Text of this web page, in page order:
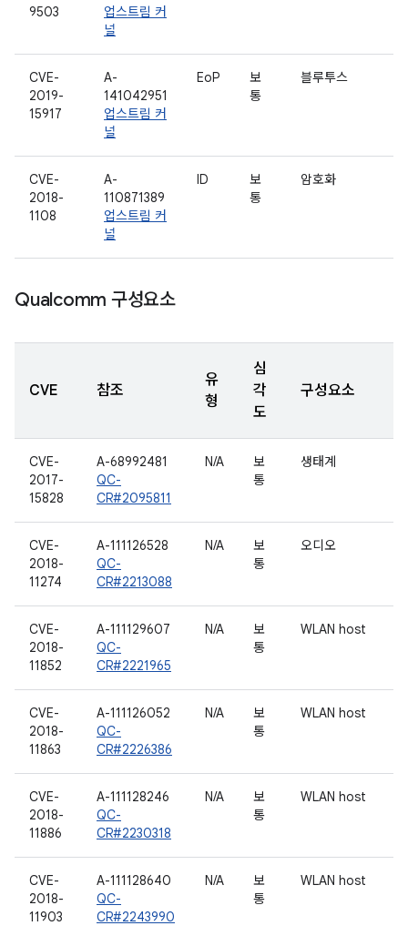
9503
업스트림 커
널
CVE-
2019-
15917
A-
141042951
업스트림 커
널
EoP
보
통
블루투스
CVE-
2018-
1108
A-
110871389
업스트림 커
널
ID
보
통
암호화
Qualcomm 구성요소
CVE 참조
유
형
심
각
도
구성요소
CVE-
2017-
15828
A-68992481
QC-
CR#2095811
N/A
보
통
생태계
CVE-
2018-
11274
A-111126528
QC-
CR#2213088
N/A
보
통
오디오
CVE-
2018-
11852
A-111129607
QC-
CR#2221965
N/A
보
통
WLAN host
CVE-
2018-
11863
A-111126052
QC-
CR#2226386
N/A
보
통
WLAN host
CVE-
2018-
11886
A-111128246
QC-
CR#2230318
N/A
보
통
WLAN host
CVE-
2018-
11903
A-111128640
QC-
CR#2243990
N/A
보
통
WLAN host